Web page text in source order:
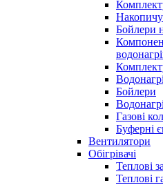
Бойлери
Бойлери
Газові
Буферні
Вентилятори
Обігрівачі
Теплові
Теплові